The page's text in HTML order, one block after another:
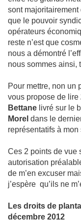
sont majoritairement
que le pouvoir
opérateurs
reste n’est que
nous a démontré
nous sommes ainsi,
Pour mettre, non un
vous propose de lire
Bettane livré sur le
Morel dans le
représentatifs à mon
Ces 2 points de vue
autorisation
de m’en excuser
j’espère qu’ils ne
Les droits de
décembre 2012